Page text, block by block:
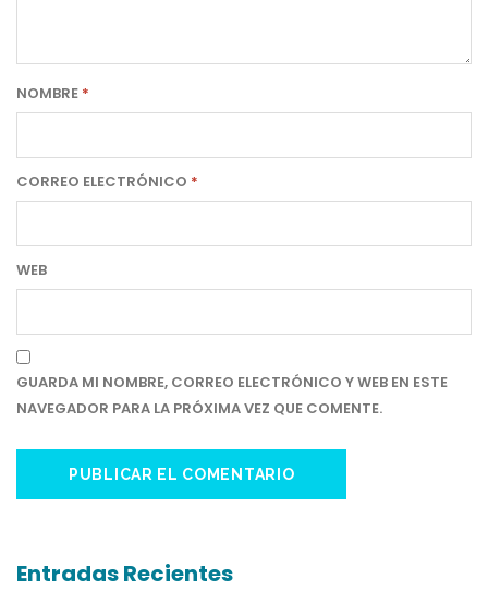
NOMBRE *
CORREO ELECTRÓNICO *
WEB
GUARDA MI NOMBRE, CORREO ELECTRÓNICO Y WEB EN ESTE
NAVEGADOR PARA LA PRÓXIMA VEZ QUE COMENTE.
Entradas Recientes